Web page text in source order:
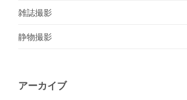
雑誌撮影
静物撮影
アーカイブ